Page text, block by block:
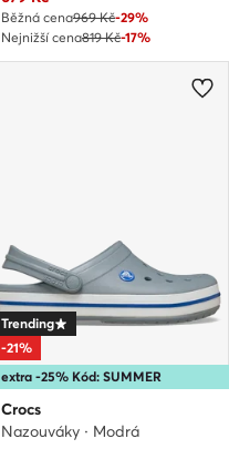
Běžná cena969 Kč-29%
Nejnižší cena819 Kč-17%
extra -25% Kód: SUMMER
Trending
-21%
Crocs
Nazouváky · Modrá